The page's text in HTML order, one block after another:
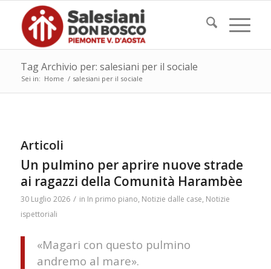
Tag Archivio per: salesiani per il sociale
Sei in: Home / salesiani per il sociale
Articoli
Un pulmino per aprire nuove strade
ai ragazzi della Comunità Harambèe
30 Luglio 2026 / in In primo piano, Notizie dalle case, Notizie
ispettoriali
«Magari con questo pulmino
andremo al mare».